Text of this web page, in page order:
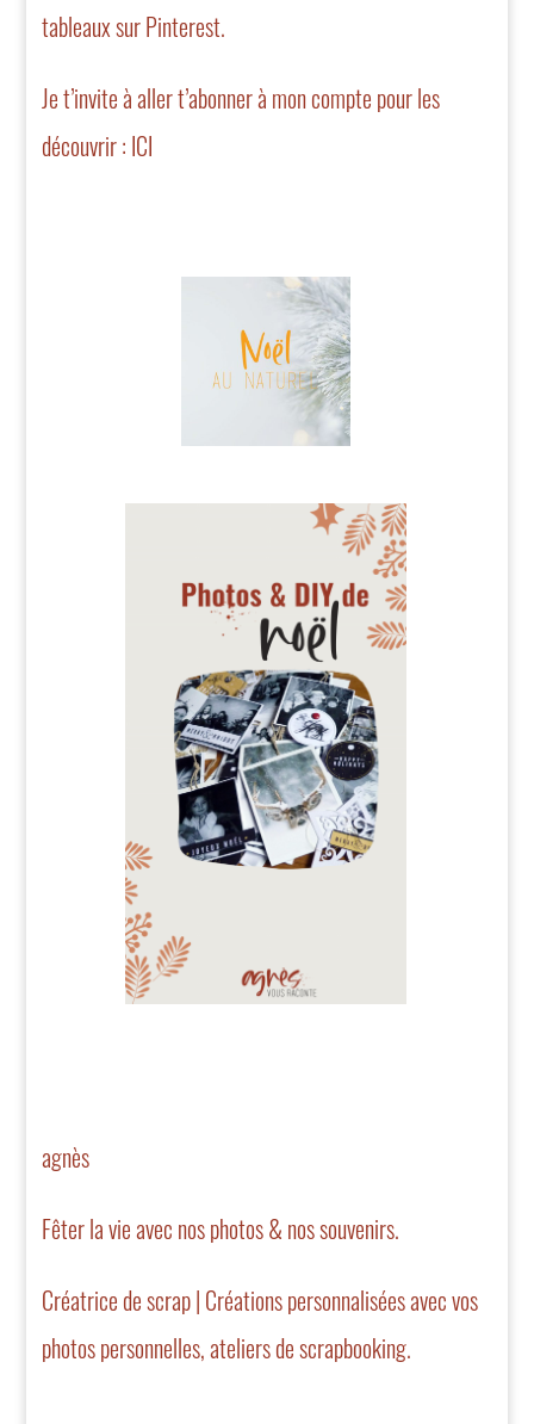
tableaux sur Pinterest.
Je t’invite à aller t’abonner à mon compte pour les
découvrir : ICI
agnès
Fêter la vie avec nos photos & nos souvenirs.
Créatrice de scrap | Créations personnalisées avec vos
photos personnelles, ateliers de scrapbooking.